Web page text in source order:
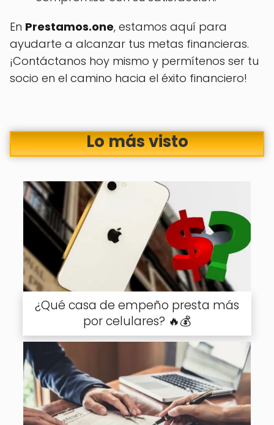
En Prestamos.one, estamos aquí para
ayudarte a alcanzar tus metas financieras.
¡Contáctanos hoy mismo y permítenos ser tu
socio en el camino hacia el éxito financiero!
Lo más visto
¿Qué casa de empeño presta más
por celulares? 🔥💰